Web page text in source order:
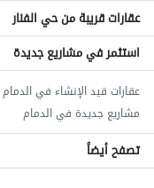
فلل 3 غرف نوم للبيع في حي الفنار
فلل 4 غرف نوم للبيع في حي الفنار
فلل 5 غرف نوم للبيع في حي الفنار
اراضي سكنية للبيع في حي الفنار
عقارات للبيع في حي الفنار
فلل حي الجامعة
فلل حي النورس
فلل حي السيف
فلل حي الصفا
فلل حي الراكة الشمالية
فلل حي الحسام
عقارات قريبة من حي الفنار
عقارات قيد الإنشاء في الدمام
مشاريع جديدة في الدمام
استثمر في مشاريع جديدة
تصفح أيضاً